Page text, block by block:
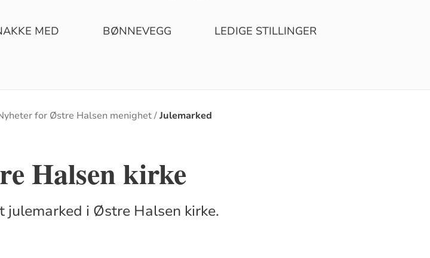
MED BØNNEVEGG LEDIGE STILLINGER
for Østre Halsen menighet Julemarked
Halsen kirke
julemarked i Østre Halsen kirke.